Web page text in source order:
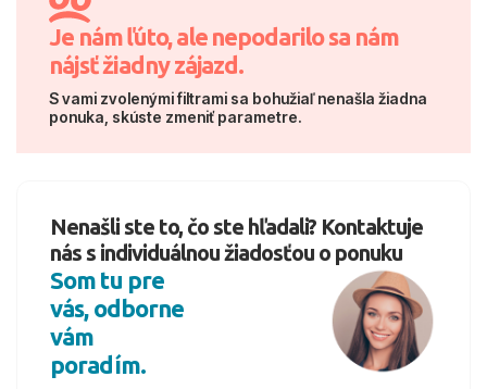
Je nám ľúto, ale nepodarilo sa nám
nájsť žiadny zájazd.
S vami zvolenými filtrami sa bohužiaľ nenašla žiadna
ponuka, skúste zmeniť parametre.
Nenašli ste to, čo ste hľadali? Kontaktuje
nás s individuálnou žiadosťou o ponuku
Som tu pre
vás, odborne
vám
poradím.